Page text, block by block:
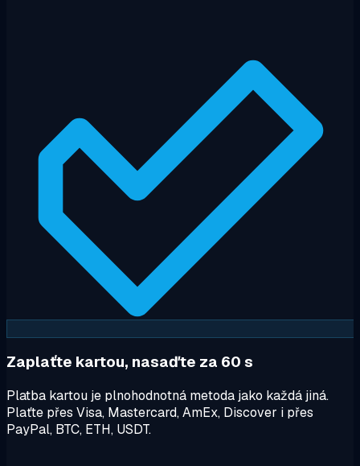
Zaplaťte kartou, nasaďte za 60 s
Platba kartou je plnohodnotná metoda jako každá jiná.
Plaťte přes Visa, Mastercard, AmEx, Discover i přes
PayPal, BTC, ETH, USDT.